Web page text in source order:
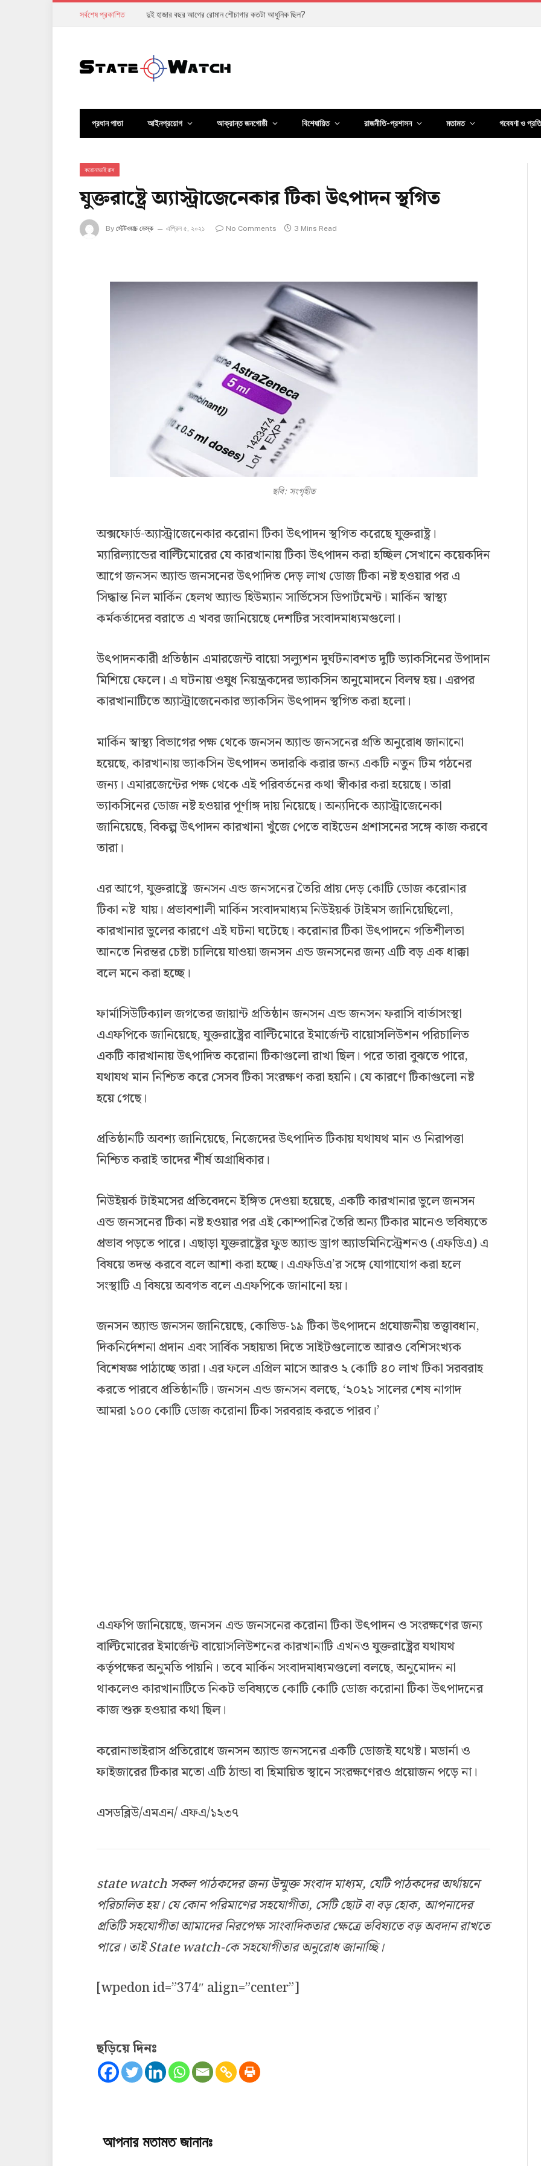
সর্বশেষ প্রকাশিত শেখ হাসিনা ভারতে পালাল, বাংলাদেশ কোথায় পালাবে?
প্রধান পাতা আইনপ্রয়োগ আক্রান্ত জনগোষ্ঠী বিশেষায়িত রাজনীতি-প্রশাসন মতামত গবেষণা ও
করোনাভাইরাস
যুক্তরাষ্ট্রে অ্যাস্ট্রাজেনেকার টিকা উৎপাদন স্থগিত
By স্টেটওয়াচ ডেস্ক এপ্রিল ৫, ২০২১ No Comments 3 Mins Read
ছবি: সংগৃহীত
অক্সফোর্ড-অ্যাস্ট্রাজেনেকার করোনা টিকা উৎপাদন স্থগিত করেছে যুক্তরাষ্ট্র।
ম্যারিল্যান্ডের বাল্টিমোরের যে কারখানায় টিকা উৎপাদন করা হচ্ছিল সেখানে কয়েকদিন
আগে জনসন অ্যান্ড জনসনের উৎপাদিত দেড় লাখ ডোজ টিকা নষ্ট হওয়ার পর এ
সিদ্ধান্ত নিল মার্কিন হেলথ অ্যান্ড হিউম্যান সার্ভিসেস ডিপার্টমেন্ট। মার্কিন স্বাস্থ্য
কর্মকর্তাদের বরাতে এ খবর জানিয়েছে দেশটির সংবাদমাধ্যমগুলো।
উৎপাদনকারী প্রতিষ্ঠান এমারজেন্ট বায়ো সল্যুশন দুর্ঘটনাবশত দুটি ভ্যাকসিনের উপাদান
মিশিয়ে ফেলে। এ ঘটনায় ওষুধ নিয়ন্ত্রকদের ভ্যাকসিন অনুমোদনে বিলম্ব হয়। এরপর
কারখানাটিতে অ্যাস্ট্রাজেনেকার ভ্যাকসিন উৎপাদন স্থগিত করা হলো।
মার্কিন স্বাস্থ্য বিভাগের পক্ষ থেকে জনসন অ্যান্ড জনসনের প্রতি অনুরোধ জানানো
হয়েছে, কারখানায় ভ্যাকসিন উৎপাদন তদারকি করার জন্য একটি নতুন টিম গঠনের
জন্য। এমারজেন্টের পক্ষ থেকে এই পরিবর্তনের কথা স্বীকার করা হয়েছে। তারা
ভ্যাকসিনের ডোজ নষ্ট হওয়ার পূর্ণাঙ্গ দায় নিয়েছে। অন্যদিকে অ্যাস্ট্রাজেনেকা
জানিয়েছে, বিকল্প উৎপাদন কারখানা খুঁজে পেতে বাইডেন প্রশাসনের সঙ্গে কাজ করবে
তারা।
এর আগে, যুক্তরাষ্ট্রে জনসন এন্ড জনসনের তৈরি প্রায় দেড় কোটি ডোজ করোনার
টিকা নষ্ট যায়। প্রভাবশালী মার্কিন সংবাদমাধ্যম নিউইয়র্ক টাইমস জানিয়েছিলো,
কারখানার ভুলের কারণে এই ঘটনা ঘটেছে। করোনার টিকা উৎপাদনে গতিশীলতা
আনতে নিরন্তর চেষ্টা চালিয়ে যাওয়া জনসন এন্ড জনসনের জন্য এটি বড় এক ধাক্কা
বলে মনে করা হচ্ছে।
ফার্মাসিউটিক্যাল জগতের জায়ান্ট প্রতিষ্ঠান জনসন এন্ড জনসন ফরাসি বার্তাসংস্থা
এএফপিকে জানিয়েছে, যুক্তরাষ্ট্রের বাল্টিমোরে ইমার্জেন্ট বায়োসলিউশন পরিচালিত
একটি কারখানায় উৎপাদিত করোনা টিকাগুলো রাখা ছিল। পরে তারা বুঝতে পারে,
যথাযথ মান নিশ্চিত করে সেসব টিকা সংরক্ষণ করা হয়নি। যে কারণে টিকাগুলো নষ্ট
হয়ে গেছে।
প্রতিষ্ঠানটি অবশ্য জানিয়েছে, নিজেদের উৎপাদিত টিকায় যথাযথ মান ও নিরাপত্তা
নিশ্চিত করাই তাদের শীর্ষ অগ্রাধিকার।
নিউইয়র্ক টাইমসের প্রতিবেদনে ইঙ্গিত দেওয়া হয়েছে, একটি কারখানার ভুলে জনসন
এন্ড জনসনের টিকা নষ্ট হওয়ার পর এই কোম্পানির তৈরি অন্য টিকার মানেও ভবিষ্যতে
প্রভাব পড়তে পারে। এছাড়া যুক্তরাষ্ট্রের ফুড অ্যান্ড ড্রাগ অ্যাডমিনিস্ট্রেশনও (এফডিএ) এ
বিষয়ে তদন্ত করবে বলে আশা করা হচ্ছে। এএফডিএ’র সঙ্গে যোগাযোগ করা হলে
সংস্থাটি এ বিষয়ে অবগত বলে এএফপিকে জানানো হয়।
জনসন অ্যান্ড জনসন জানিয়েছে, কোভিড-১৯ টিকা উৎপাদনে প্রযোজনীয় তত্ত্বাবধান,
দিকনির্দেশনা প্রদান এবং সার্বিক সহায়তা দিতে সাইটগুলোতে আরও বেশিসংখ্যক
বিশেষজ্ঞ পাঠাচ্ছে তারা। এর ফলে এপ্রিল মাসে আরও ২ কোটি ৪০ লাখ টিকা সরবরাহ
করতে পারবে প্রতিষ্ঠানটি। জনসন এন্ড জনসন বলছে, ‘২০২১ সালের শেষ নাগাদ
আমরা ১০০ কোটি ডোজ করোনা টিকা সরবরাহ করতে পারব।’
এএফপি জানিয়েছে, জনসন এন্ড জনসনের করোনা টিকা উৎপাদন ও সংরক্ষণের জন্য
বাল্টিমোরের ইমার্জেন্ট বায়োসলিউশনের কারখানাটি এখনও যুক্তরাষ্ট্রের যথাযথ
কর্তৃপক্ষের অনুমতি পায়নি। তবে মার্কিন সংবাদমাধ্যমগুলো বলছে, অনুমোদন না
থাকলেও কারখানাটিতে নিকট ভবিষ্যতে কোটি কোটি ডোজ করোনা টিকা উৎপাদনের
কাজ শুরু হওয়ার কথা ছিল।
করোনাভাইরাস প্রতিরোধে জনসন অ্যান্ড জনসনের একটি ডোজই যথেষ্ট। মডার্না ও
ফাইজারের টিকার মতো এটি ঠান্ডা বা হিমায়িত স্থানে সংরক্ষণেরও প্রয়োজন পড়ে না।
এসডব্লিউ/এমএন/ এফএ/১২৩৭
state watch সকল পাঠকদের জন্য উন্মুক্ত সংবাদ মাধ্যম, যেটি পাঠকদের অর্থায়নে
পরিচালিত হয়। যে কোন পরিমাণের সহযোগীতা, সেটি ছোট বা বড় হোক, আপনাদের
প্রতিটি সহযোগীতা আমাদের নিরপেক্ষ সাংবাদিকতার ক্ষেত্রে ভবিষ্যতে বড় অবদান রাখতে
পারে। তাই State watch-কে সহযোগীতার অনুরোধ জানাচ্ছি।
[wpedon id=”374″ align=”center”]
ছড়িয়ে দিনঃ
আপনার মতামত জানানঃ